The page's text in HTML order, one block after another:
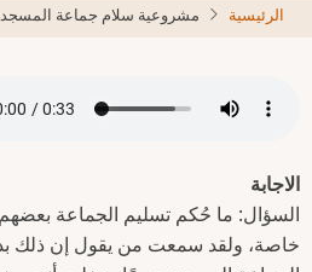
الرئيسية مشروعية سلام جماعة
الاجابة
السؤال: ما حُكم تسليم الجماعة
خاصة، ولقد سمعت من يقول إن ذلك